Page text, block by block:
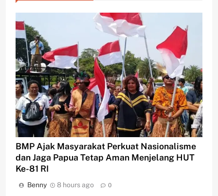
BMP Ajak Masyarakat Perkuat Nasionalisme
dan Jaga Papua Tetap Aman Menjelang HUT
Ke-81 RI
Benny 8 hours ago 0